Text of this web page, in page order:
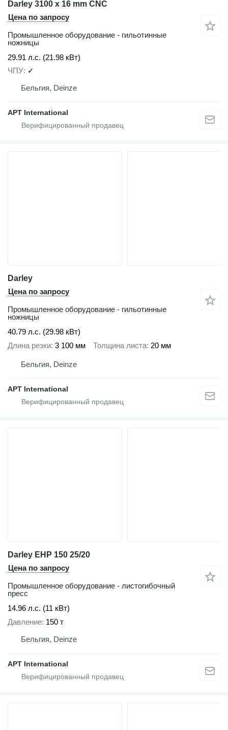
Darley 3100 x 16 mm CNC
Цена по запросу
Промышленное оборудование - гильотинные
ножницы
29.91 л.с. (21.98 кВт)
ЧПУ ✓
Бельгия, Deinze
APT International
Darley
Цена по запросу
Промышленное оборудование - гильотинные
ножницы
40.79 л.с. (29.98 кВт)
Длина резки 3 100 мм Толщина листа 20 мм
Бельгия, Deinze
APT International
Darley EHP 150 25/20
Цена по запросу
Промышленное оборудование - листогибочный
пресс
14.96 л.с. (11 кВт)
Давление 150 т
Бельгия, Deinze
APT International